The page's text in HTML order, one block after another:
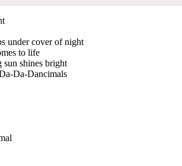
under cover of night
to life
shines bright
Da-Dancimals